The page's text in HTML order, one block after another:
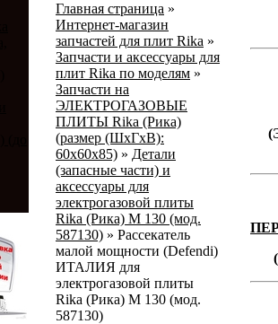
Главная страница »
Интернет-магазин
запчастей для плит Rika »
Запчасти и аксессуары для
плит Rika по моделям »
Запчасти на
ЭЛЕКТРОГАЗОВЫЕ
ПЛИТЫ Rika (Рика)
(размер (ШхГхВ):
60х60х85) » Детали
(запасные части) и
аксессуары для
электрогазовой плиты
Rika (Рика) М 130 (мод.
587130) » Рассекатель
малой мощности (Defendi)
ИТАЛИЯ для
электрогазовой плиты
Rika (Рика) М 130 (мод.
587130)